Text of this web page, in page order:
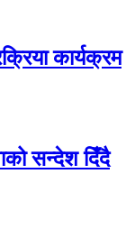
कार्यक्रम
सन्देश दिँदै